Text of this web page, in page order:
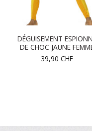
DÉGUISEMENT
DE CHOC JAUNE
39,90 CHF